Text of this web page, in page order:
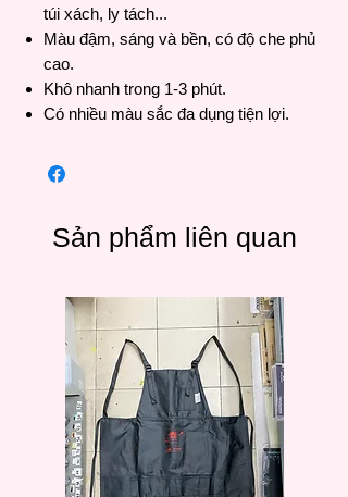
túi xách, ly tách...
Màu đậm, sáng và bền, có độ che phủ
cao.
Khô nhanh trong 1-3 phút.
Có nhiều màu sắc đa dụng tiện lợi.
Sản phẩm liên quan